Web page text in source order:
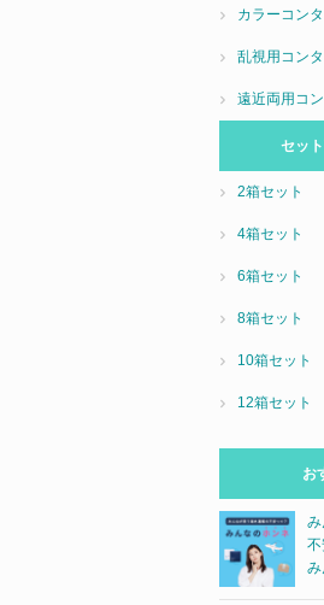
カラーコン
乱視用コン
遠近両用コ
セッ
2箱セット
4箱セット
6箱セット
8箱セット
10箱セット
12箱セット
お
不
み